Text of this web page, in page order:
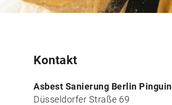
Kontakt
Asbest Sanierung Berlin Pinguin
Düsseldorfer Straße 69